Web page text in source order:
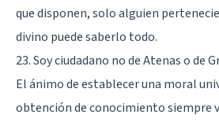
que disponen, solo alguien
divino puede saberlo todo.
23. Soy ciudadano no de Atenas o de
El ánimo de establecer una moral
obtención de conocimiento siempre